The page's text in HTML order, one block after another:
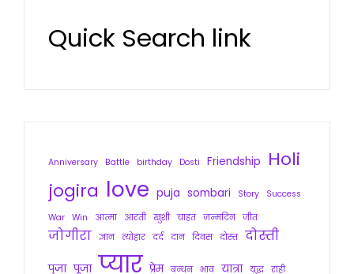
Quick Search link
Anniversary Battle birthday Dosti Friendship
Holi
jogira love puja sombari Story
Success
War Win आत्मा आरती खुशी चाहत जन्मदिन जीत
जोगीरा ज्ञान त्योहार दर्द दान दिवस दोस्त दोस्ती
पुजा पूजा प्यार प्रेम बन्धन भाव यात्रा युद्ध राही